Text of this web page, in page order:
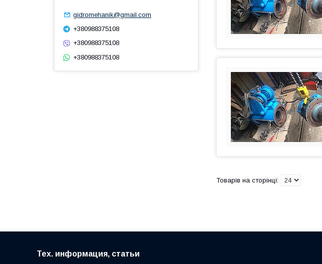
gidromehanik@gmail.com
+380988375108
+380988375108
+380988375108
Тех. информация, статьи